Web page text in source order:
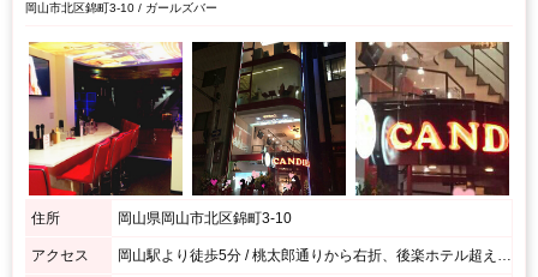
岡山市北区錦町3-10 / ガールズバー
住所 岡山県岡山市北区錦町3-10
アクセス 岡山駅より徒歩5分 / 桃太郎通りから右折、後楽ホテル超えて右手すぐ！